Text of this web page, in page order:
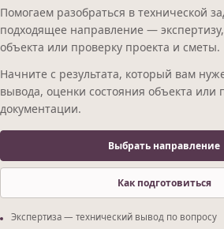
Помогаем разобраться в технической
подходящее направление —
объекта или проверку проекта и сметы.
Начните с результата, который вам
вывода, оценки состояния объекта или
документации.
Выбрать направление
Как подготовиться
Экспертиза — технический вывод по вопросу